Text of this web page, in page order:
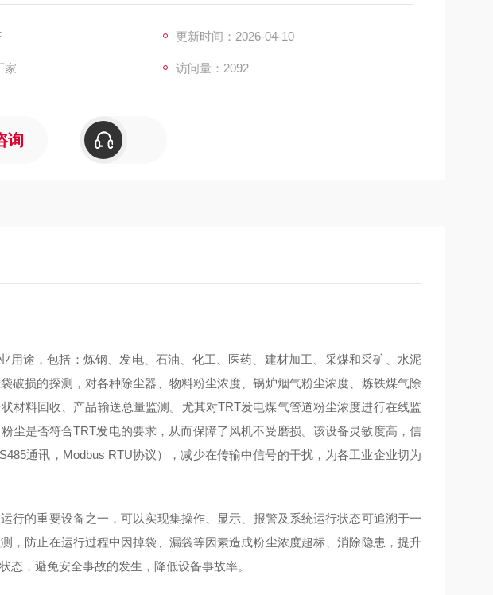
更新时间：2026-04-10
家 访问量：2092
询
用途，包括：炼钢、发电、石油、化工、医药、建材加工、采煤和采矿、水泥
破损的探测，对各种除尘器、物料粉尘浓度、锅炉烟气粉尘浓度、炼铁煤气除
材料回收、产品输送总量监测。尤其对TRT发电煤气管道粉尘浓度进行在线监
尘是否符合TRT发电的要求，从而保障了风机不受磨损。该设备灵敏度高，信
通讯，Modbus RTU协议），减少在传输中信号的干扰，为各工业企业切为
行的重要设备之一，可以实现集操作、显示、报警及系统运行状态可追溯于一
，防止在运行过程中因掉袋、漏袋等因素造成粉尘浓度超标、消除隐患，提升
，避免安全事故的发生，降低设备事故率。